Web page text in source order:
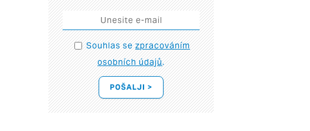
Souhlas sezpracováním
osobních údajů.
POŠALJI >